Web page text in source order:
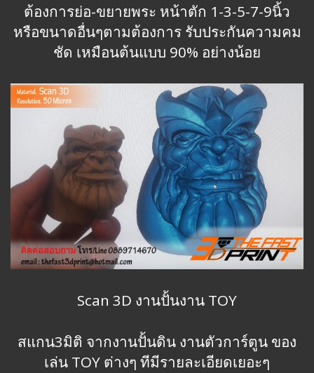
ต้องการย่อ-ขยายพระ หน้าตัก 1-3-5-7-9นิ้ว
หรือขนาดอื่นๆตามต้องการ รับประกันความคม
ชัด เหมือนต้นแบบ 90% อย่างน้อย
Scan 3D งานปั้นงาน TOY
สแกน3มิติ จากงานปั้นดิน งานตัวการ์ตูน ของ
เล่น TOY ต่างๆ ทีมีรายละเอียดเยอะๆ